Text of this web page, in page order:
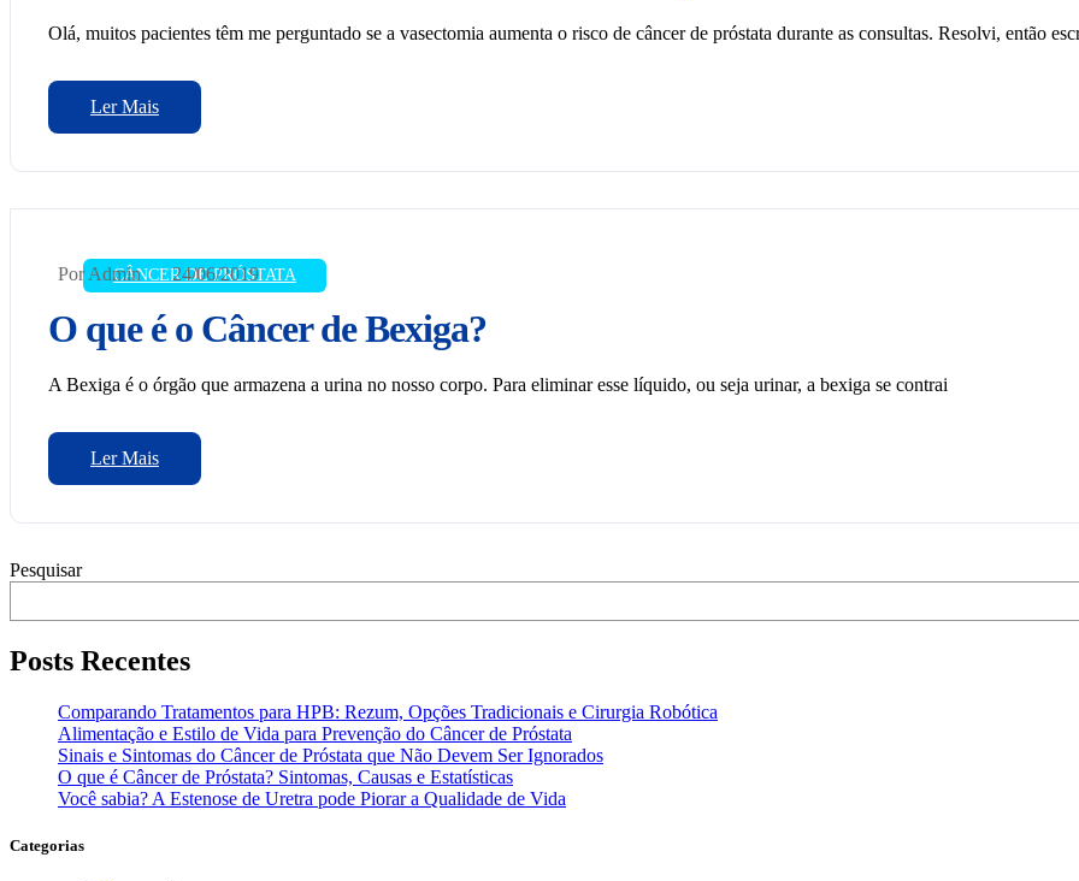
Olá, muitos pacientes têm me perguntado se a vasectomia aumenta o risco de câncer de próstata durante as consultas. Resolvi, então
Ler Mais
CÂNCER DE PRÓSTATA
Por Admin 24/06/2019
O que é o Câncer de Bexiga?
A Bexiga é o órgão que armazena a urina no nosso corpo. Para eliminar esse líquido, ou seja urinar, a bexiga se contrai
Ler Mais
Pesquisar
Posts Recentes
Comparando Tratamentos para HPB: Rezum, Opções Tradicionais e Cirurgia Robótica
Alimentação e Estilo de Vida para Prevenção do Câncer de Próstata
Sinais e Sintomas do Câncer de Próstata que Não Devem Ser Ignorados
O que é Câncer de Próstata? Sintomas, Causas e Estatísticas
Você sabia? A Estenose de Uretra pode Piorar a Qualidade de Vida
Categorias